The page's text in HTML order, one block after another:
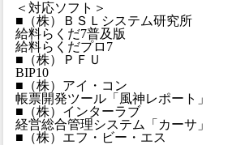
＜対応ソフト＞
■（株）ＢＳＬシステム研究所
給料らくだ7普及版
給料らくだプロ7
■（株）ＰＦＵ
BIP10
■（株）アイ・コン
帳票開発ツール「風神レポート」
■（株）インターラブ
経営総合管理システム「カーサ」
■（株）エフ・ビー・エス